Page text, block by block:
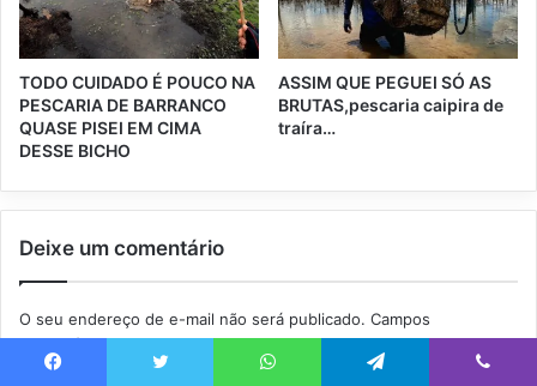
TODO CUIDADO É POUCO NA
PESCARIA DE BARRANCO
QUASE PISEI EM CIMA
DESSE BICHO
ASSIM QUE PEGUEI SÓ AS
BRUTAS,pescaria caipira de
traíra…
Deixe um comentário
O seu endereço de e-mail não será publicado. Campos
obrigatórios são marcados com*